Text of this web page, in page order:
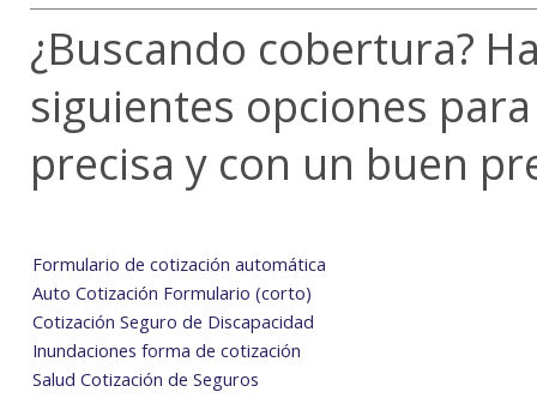
¿Buscando cobertura?
siguientes opciones
precisa y con un buen
Formulario de cotización automática
Auto Cotización Formulario (corto)
Cotización Seguro de Discapacidad
Inundaciones forma de cotización
Salud Cotización de Seguros